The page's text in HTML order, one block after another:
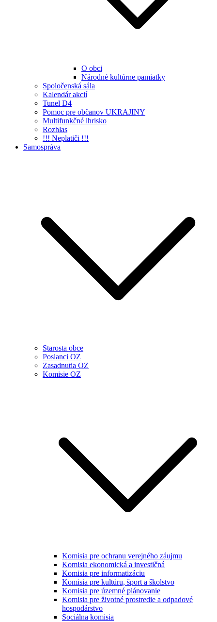
O obci
Národné kultúrne pamiatky
Spoločenská sála
Kalendár akcií
Tunel D4
Pomoc pre občanov UKRAJINY
Multifunkčné ihrisko
Rozhlas
!!! Neplatiči !!!
Samospráva
Starosta obce
Poslanci OZ
Zasadnutia OZ
Komisie OZ
Komisia pre ochranu verejného záujmu
Komisia ekonomická a investičná
Komisia pre informatizáciu
Komisia pre kultúru, šport a školstvo
Komisia pre územné plánovanie
Komisia pre životné prostredie a odpadové
hospodárstvo
Sociálna komisia